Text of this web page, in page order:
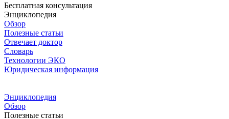
Бесплатная консультация
Энциклопедия
Обзор
Полезные статьи
Отвечает доктор
Словарь
Технологии ЭКО
Юридическая информация
Энциклопедия
Обзор
Полезные статьи